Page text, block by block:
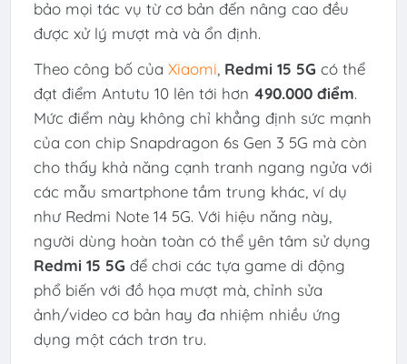
bảo mọi tác vụ từ cơ bản đến nâng cao đều
được xử lý mượt mà và ổn định.
Theo công bố của Xiaomi Redmi 15 5G có thể
đạt điểm Antutu 10 lên tới hơn 490.000 điểm.
Mức điểm này không chỉ khẳng định sức mạnh
của con chip Snapdragon 6s Gen 3 5G mà còn
cho thấy khả năng cạnh tranh ngang ngửa với
các mẫu smartphone tầm trung khác, ví dụ
như Redmi Note 14 5G. Với hiệu năng này,
người dùng hoàn toàn có thể yên tâm sử dụng
Redmi 15 5G để chơi các tựa game di động
phổ biến với đồ họa mượt mà, chỉnh sửa
ảnh/video cơ bản hay đa nhiệm nhiều ứng
dụng một cách trơn tru.